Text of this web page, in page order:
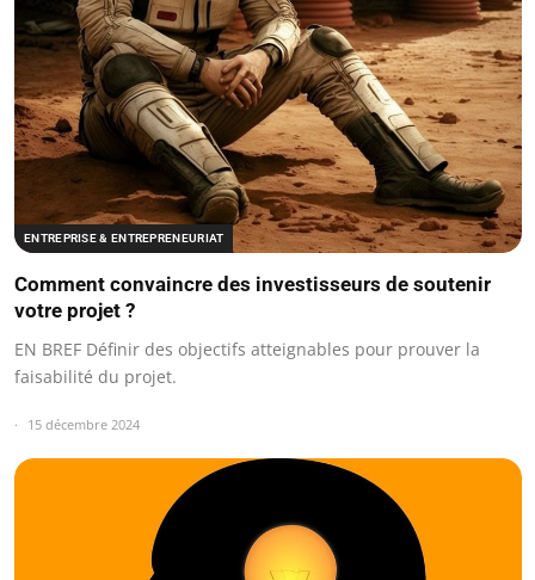
ENTREPRISE & ENTREPRENEURIAT
Comment convaincre des investisseurs de soutenir
votre projet ?
EN BREF Définir des objectifs atteignables pour prouver la
faisabilité du projet.
15 décembre 2024